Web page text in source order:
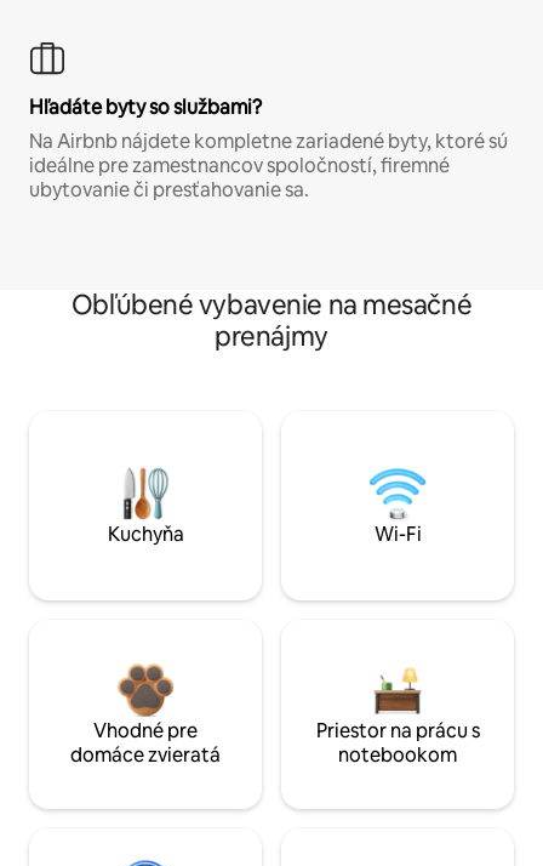
Hľadáte byty so službami?
Na Airbnb nájdete kompletne zariadené byty, ktoré sú
ideálne pre zamestnancov spoločností, firemné
ubytovanie či presťahovanie sa.
Obľúbené vybavenie na mesačné
prenájmy
Kuchyňa Wi-Fi
Vhodné pre
domáce zvieratá
Priestor na prácu s
notebookom